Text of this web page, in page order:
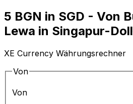
5 BGN in SGD - Von
Lewa in Singapur-
XE Currency Währungsrechner
Von
Von